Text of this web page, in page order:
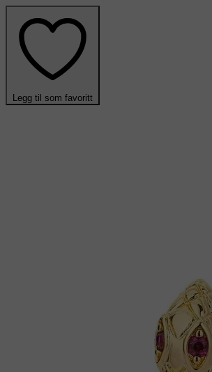
Legg til som favoritt